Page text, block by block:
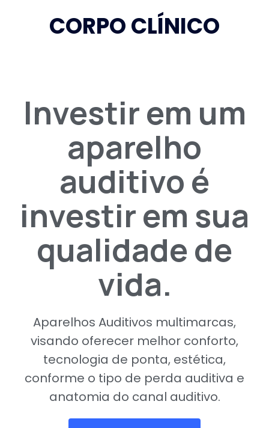
CORPO CLÍNICO
Investir em um
aparelho
auditivo é
investir em sua
qualidade de
vida.
Aparelhos Auditivos multimarcas,
visando oferecer melhor conforto,
tecnologia de ponta, estética,
conforme o tipo de perda auditiva e
anatomia do canal auditivo.